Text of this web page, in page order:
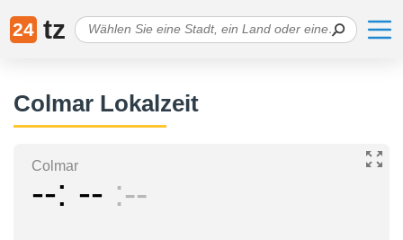
24 tz
Colmar Lokalzeit
Colmar
-- -- --